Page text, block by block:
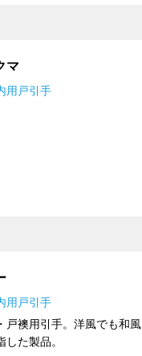
マ
用戸引手
用戸引手
戸襖用引手。洋風でも和
した製品。